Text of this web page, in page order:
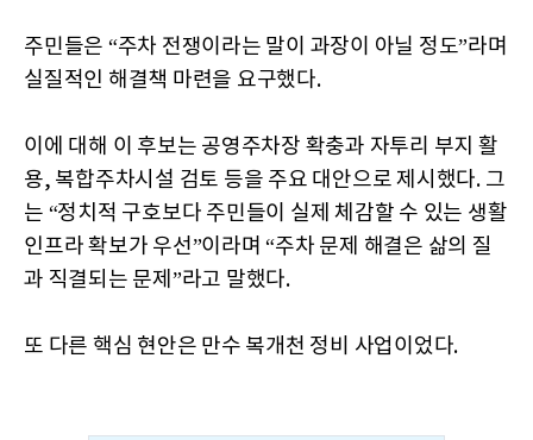
주민들은 “주차 전쟁이라는 말이 과장이 아닐 정도”라며
실질적인 해결책 마련을 요구했다.
이에 대해 이 후보는 공영주차장 확충과 자투리 부지 활
용, 복합주차시설 검토 등을 주요 대안으로 제시했다. 그
는 “정치적 구호보다 주민들이 실제 체감할 수 있는 생활
인프라 확보가 우선”이라며 “주차 문제 해결은 삶의 질
과 직결되는 문제”라고 말했다.
또 다른 핵심 현안은 만수 복개천 정비 사업이었다.